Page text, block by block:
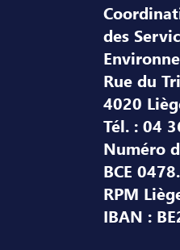
des
Rue du
4020
Tél. : 04
Numéro
BCE
RPM
IBAN :